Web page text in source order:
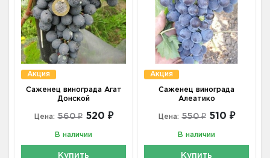
Акция
Саженец винограда Агат
Донской
Цена: 560 ₽ 520 ₽
В наличии
Купить
Акция
Саженец винограда
Алеатико
Цена: 550 ₽ 510 ₽
В наличии
Купить